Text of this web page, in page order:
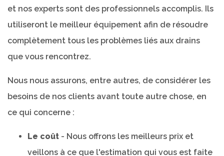
et nos experts sont des professionnels accomplis. Ils
utiliseront le meilleur équipement afin de résoudre
complètement tous les problèmes liés aux drains
que vous rencontrez.
Nous nous assurons, entre autres, de considérer les
besoins de nos clients avant toute autre chose, en
ce qui concerne :
Le coût - Nous offrons les meilleurs prix et
veillons à ce que l'estimation qui vous est faite